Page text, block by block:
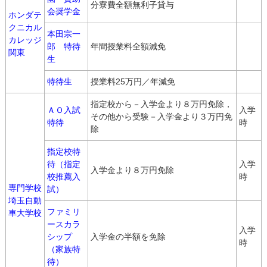
ホンダテ
クニカル
カレッジ
関東
会奨学金
分寮費全額無利子貸与
本田宗一
郎 特待
生
年間授業料全額減免
特待生 授業料25万円／年減免
専門学校
埼玉自動
車大学校
ＡＯ入試
特待
指定校から－入学金より８万円免除，
その他から受験－入学金より３万円免
除
入学
時
指定校特
待（指定
校推薦入
試）
入学金より８万円免除
入学
時
ファミリ
ースカラ
シップ
（家族特
待）
入学金の半額を免除
入学
時